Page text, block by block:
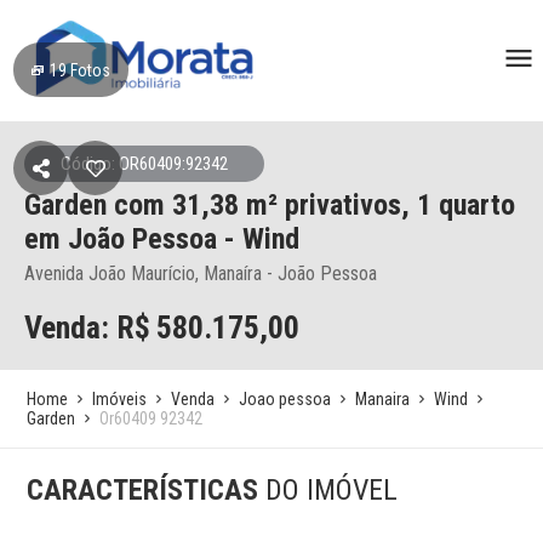
19Fotos
Código: OR60409:92342
Garden com 31,38 m² privativos, 1 quarto
em João Pessoa - Wind
Avenida João Maurício, Manaíra - João Pessoa
Venda: R$ 580.175,00
Home Imóveis Venda Joao pessoa Manaira
Wind
Garden
Or60409 92342
CARACTERÍSTICAS DO IMÓVEL